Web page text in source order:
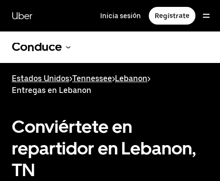
contenido
principal
Uber Inicia sesión Regístrate
Conduce
Estados Unidos>Tennessee>Lebanon>
Entregas en Lebanon
Conviértete en
repartidor en Lebanon,
TN